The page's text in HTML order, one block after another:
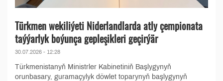
Türkmen wekiliýeti Niderlandlarda atly çempionata
taýýarlyk boýunça gepleşikleri geçirýär
30.07.2026 - 12:28
Türkmenistanyň Ministrler Kabinetiniň Başlygynyň
orunbasary, guramaçylyk döwlet toparynyň başlygynyň